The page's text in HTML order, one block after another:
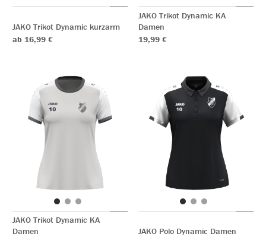
JAKO Trikot Dynamic kurzarm
ab 16,99 €
JAKO Trikot Dynamic KA
Damen
19,99 €
JAKO Trikot Dynamic KA
Damen
JAKO Polo Dynamic Damen